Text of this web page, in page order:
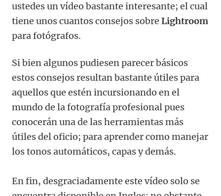
ustedes un vídeo bastante interesante; el cual
tiene unos cuantos consejos sobre Lightroom
para fotógrafos.
Si bien algunos pudiesen parecer básicos
estos consejos resultan bastante útiles para
aquellos que estén incursionando en el
mundo de la fotografía profesional pues
conocerán una de las herramientas más
útiles del oficio; para aprender como manejar
los tonos automáticos, capas y demás.
En fin, desgraciadamente este vídeo solo se